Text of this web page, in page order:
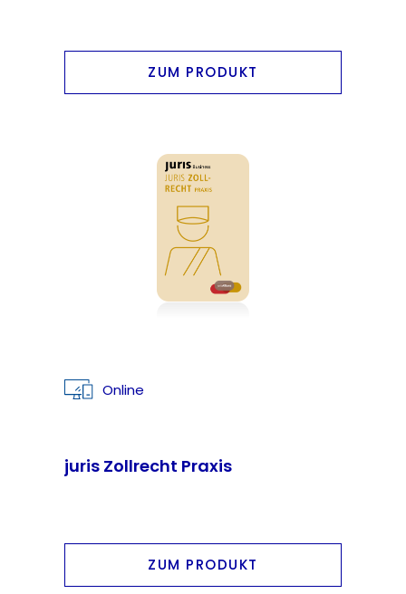
ZUM PRODUKT
Online
juris Zollrecht Praxis
ZUM PRODUKT